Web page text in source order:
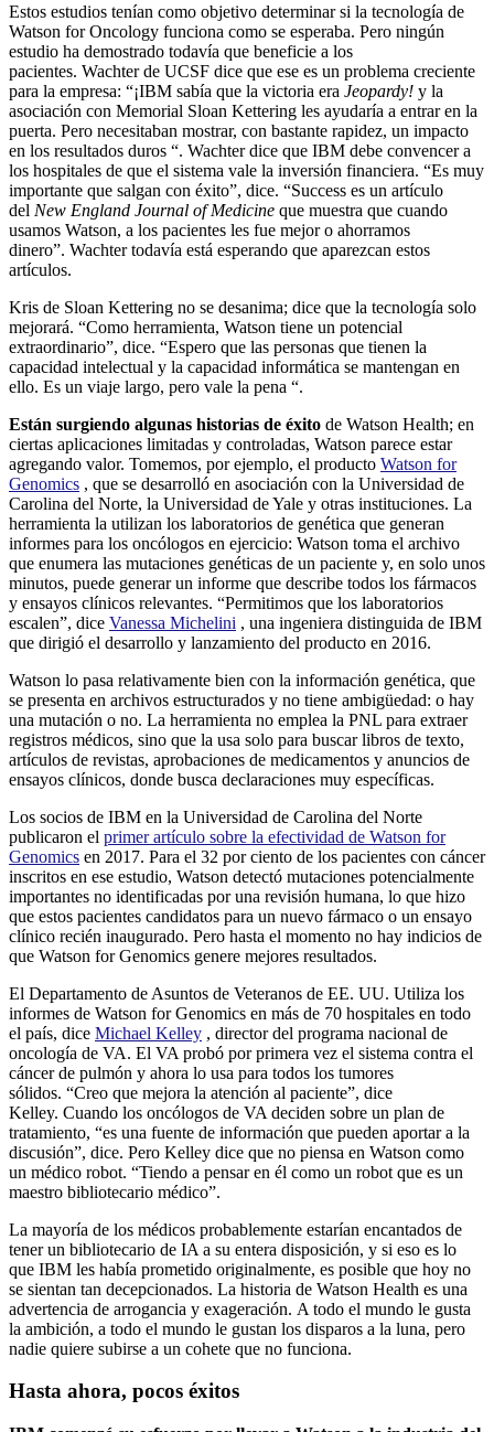
Estos estudios tenían como objetivo determinar si la tecnología de
Watson for Oncology funciona como se esperaba. Pero ningún
estudio ha demostrado todavía que beneficie a los
pacientes. Wachter de UCSF dice que ese es un problema creciente
para la empresa: “¡IBM sabía que la victoria era Jeopardy! y la
asociación con Memorial Sloan Kettering les ayudaría a entrar en la
puerta. Pero necesitaban mostrar, con bastante rapidez, un impacto
en los resultados duros “. Wachter dice que IBM debe convencer a
los hospitales de que el sistema vale la inversión financiera. “Es muy
importante que salgan con éxito”, dice. “Success es un artículo
del New England Journal of Medicine que muestra que cuando
usamos Watson, a los pacientes les fue mejor o ahorramos
dinero”. Wachter todavía está esperando que aparezcan estos
artículos.
Kris de Sloan Kettering no se desanima; dice que la tecnología solo
mejorará. “Como herramienta, Watson tiene un potencial
extraordinario”, dice. “Espero que las personas que tienen la
capacidad intelectual y la capacidad informática se mantengan en
ello. Es un viaje largo, pero vale la pena “.
Están surgiendo algunas historias de éxito de Watson Health; en
ciertas aplicaciones limitadas y controladas, Watson parece estar
agregando valor. Tomemos, por ejemplo, el producto Watson for
Genomics , que se desarrolló en asociación con la Universidad de
Carolina del Norte, la Universidad de Yale y otras instituciones. La
herramienta la utilizan los laboratorios de genética que generan
informes para los oncólogos en ejercicio: Watson toma el archivo
que enumera las mutaciones genéticas de un paciente y, en solo unos
minutos, puede generar un informe que describe todos los fármacos
y ensayos clínicos relevantes. “Permitimos que los laboratorios
escalen”, dice Vanessa Michelini , una ingeniera distinguida de IBM
que dirigió el desarrollo y lanzamiento del producto en 2016.
Watson lo pasa relativamente bien con la información genética, que
se presenta en archivos estructurados y no tiene ambigüedad: o hay
una mutación o no. La herramienta no emplea la PNL para extraer
registros médicos, sino que la usa solo para buscar libros de texto,
artículos de revistas, aprobaciones de medicamentos y anuncios de
ensayos clínicos, donde busca declaraciones muy específicas.
Los socios de IBM en la Universidad de Carolina del Norte
publicaron el primer artículo sobre la efectividad de Watson for
Genomics en 2017. Para el 32 por ciento de los pacientes con cáncer
inscritos en ese estudio, Watson detectó mutaciones potencialmente
importantes no identificadas por una revisión humana, lo que hizo
que estos pacientes candidatos para un nuevo fármaco o un ensayo
clínico recién inaugurado. Pero hasta el momento no hay indicios de
que Watson for Genomics genere mejores resultados.
El Departamento de Asuntos de Veteranos de EE. UU. Utiliza los
informes de Watson for Genomics en más de 70 hospitales en todo
el país, dice Michael Kelley , director del programa nacional de
oncología de VA. El VA probó por primera vez el sistema contra el
cáncer de pulmón y ahora lo usa para todos los tumores
sólidos. “Creo que mejora la atención al paciente”, dice
Kelley. Cuando los oncólogos de VA deciden sobre un plan de
tratamiento, “es una fuente de información que pueden aportar a la
discusión”, dice. Pero Kelley dice que no piensa en Watson como
un médico robot. “Tiendo a pensar en él como un robot que es un
maestro bibliotecario médico”.
La mayoría de los médicos probablemente estarían encantados de
tener un bibliotecario de IA a su entera disposición, y si eso es lo
que IBM les había prometido originalmente, es posible que hoy no
se sientan tan decepcionados. La historia de Watson Health es una
advertencia de arrogancia y exageración. A todo el mundo le gusta
la ambición, a todo el mundo le gustan los disparos a la luna, pero
nadie quiere subirse a un cohete que no funciona.
Hasta ahora, pocos éxitos